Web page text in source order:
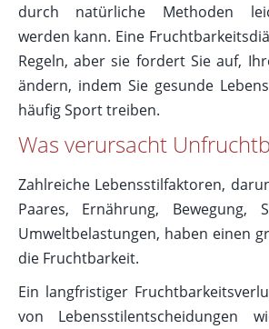
durch natürliche Methoden
werden kann. Eine
Regeln, aber sie fordert Sie auf,
ändern, indem Sie gesunde
häufig Sport treiben.
Was verursacht
Zahlreiche Lebensstilfaktoren,
Paares, Ernährung, Bewegung,
Umweltbelastungen, haben einen
die Fruchtbarkeit.
Ein langfristiger
von Lebensstilentscheidungen